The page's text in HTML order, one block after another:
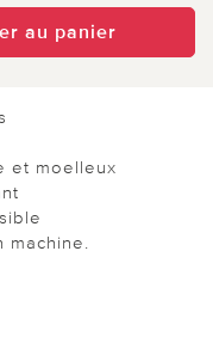
au panier
et moelleux
machine.